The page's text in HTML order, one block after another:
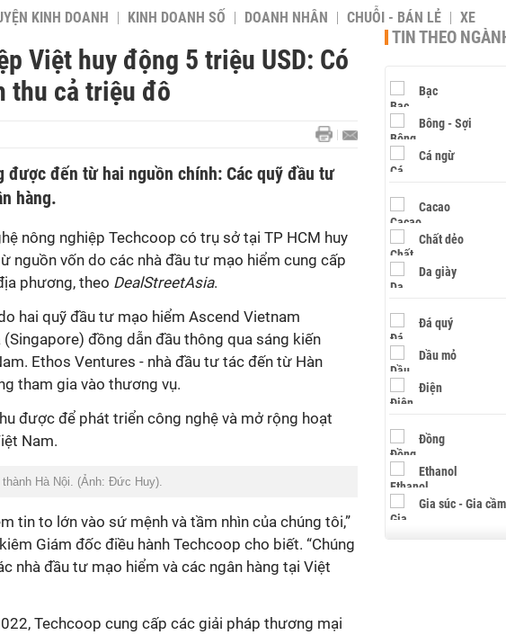
KINH DOANH KINH DOANH SỐ DOANH NHÂN CHUỖI - BÁN LẺ XE
Việt huy động 5 triệu USD: Có
thu cả triệu đô
được đến từ hai nguồn chính: Các quỹ đầu tư
hàng.
nông nghiệp Techcoop có trụ sở tại TP HCM huy
nguồn vốn do các nhà đầu tư mạo hiểm cung cấp
phương, theo DealStreetAsia.
hai quỹ đầu tư mạo hiểm Ascend Vietnam
(Singapore) đồng dẫn đầu thông qua sáng kiến
Ethos Ventures - nhà đầu tư tác đến từ Hàn
tham gia vào thương vụ.
được để phát triển công nghệ và mở rộng hoạt
Nam.
Hà Nội. (Ảnh: Đức Huy).
tin to lớn vào sứ mệnh và tầm nhìn của chúng tôi,”
Giám đốc điều hành Techcoop cho biết. “Chúng
nhà đầu tư mạo hiểm và các ngân hàng tại Việt
Techcoop cung cấp các giải pháp thương mại
TIN THEO
Bạc
Bông - Sợi
Cá ngừ
Cacao
Chất dẻo
Da giày
Đá quý
Dầu mỏ
Điện
Đồng
Ethanol
Gia súc - Gia cầm